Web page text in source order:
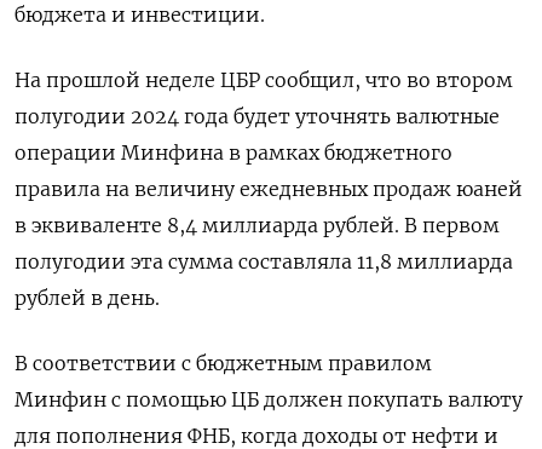
бюджета и инвестиции.
На прошлой неделе ЦБР сообщил, что во втором
полугодии 2024 года будет уточнять валютные
операции Минфина в рамках бюджетного
правила на величину ежедневных продаж юаней
в эквиваленте 8,4 миллиарда рублей. В первом
полугодии эта сумма составляла 11,8 миллиарда
рублей в день.
В соответствии с бюджетным правилом
Минфин с помощью ЦБ должен покупать валюту
для пополнения ФНБ, когда доходы от нефти и